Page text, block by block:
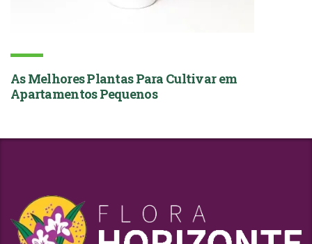
As Melhores Plantas Para Cultivar em
Apartamentos Pequenos